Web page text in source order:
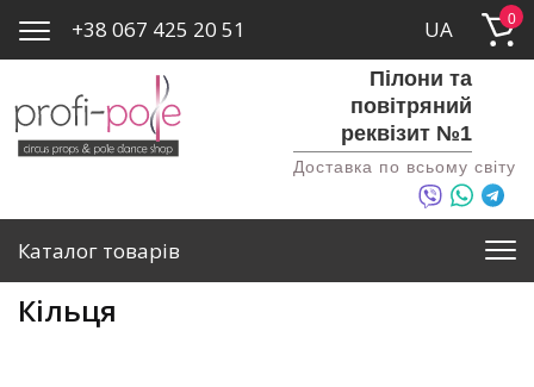
0
UA
+38 067 425 20 51
Пілони та
повітряний
реквізит №1
Доставка по всьому світу
Каталог товарів
Кільця